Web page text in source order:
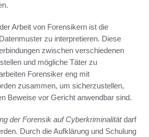
Arbeit von Forensikern ist die
zu interpretieren. Diese
zwischen verschiedenen
und mögliche Täter zu
Forensiker eng mit
zusammen, um sicherzustellen,
Beweise vor Gericht anwendbar sind.
der Forensik auf Cyberkriminalitätdarf
Durch die Aufklärung und Schulung